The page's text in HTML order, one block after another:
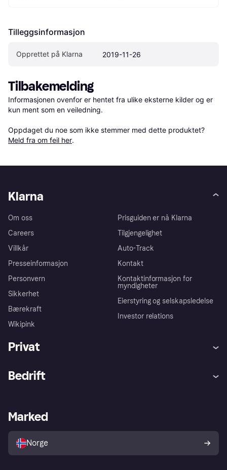
Tilleggsinformasjon
Opprettet på Klarna 2019-11-26
Tilbakemelding
Informasjonen ovenfor er hentet fra ulike eksterne kilder og er
kun ment som en veiledning.
Oppdaget du noe som ikke stemmer med dette produktet?
Meld fra om feil her.
Klarna
Om oss
Careers
Villkår
Presseinformasjon
Personvern
Sikkerhet
Bærekraft
Wikipink
Prisguiden er nå Klarna
Tilgjengelighet
Auto-Track
Kontakt
Kontaktinformasjon for
myndigheter
Eierstyring og selskapsledelse
Investor relations
Privat
Utforsk butikker
Bedrift
Merchant portal
Marked
Norge